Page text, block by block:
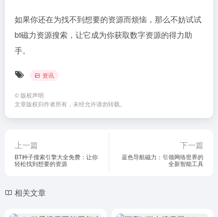
如果你还在为找不到想要的资源而烦恼，那么不妨试试
bt磁力资源搜索，让它成为你获取数字资源的得力助
手。
资讯
© 版权声明
文章版权归作者所有，未经允许请勿转载。
上一篇
BT种子搜索引擎大全免费：让你
轻松找到想要的资源
下一篇
蓝色导航磁力：引领网络世界的
全新智能工具
相关文章